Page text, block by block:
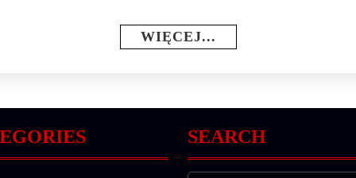
WIĘCEJ...
SEARCH